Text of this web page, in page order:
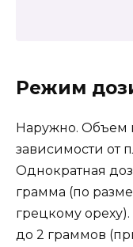
Режим
Наружно. Объем
зависимости от
Однократная
грамма (по
грецкому
до 2 граммов